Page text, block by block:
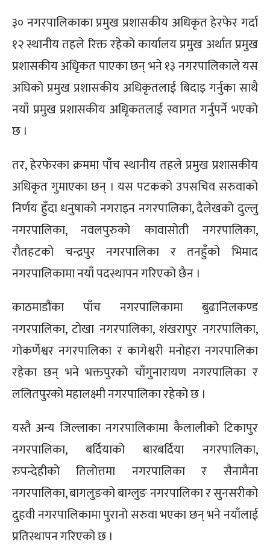
३० नगरपालिकाका प्रमुख प्रशासकीय अधिकृत हेरफेर गर्दा
१२ स्थानीय तहले रिक्त रहेको कार्यालय प्रमुख अर्थात प्रमुख
प्रशासकीय अधिृकत पाएका छन् भने १३ नगरपालिकाले यस
अघिको प्रमुख प्रशासकीय अधिकृतलाई बिदाइ गर्नुका साथै
नयाँ प्रमुख प्रशासकीय अधिृकतलाई स्वागत गर्नुपर्ने भएको
छ ।
तर, हेरफेरका क्रममा पाँच स्थानीय तहले प्रमुख प्रशासकीय
अधिकृत गुमाएका छन् । यस पटकको उपसचिव सरुवाको
निर्णय हुँदा धनुषाको नगराइन नगरपालिका, दैलेखको दुल्लु
नगरपालिका, नवलपुरुको कावासोती नगरपालिका,
रौतहटको चन्द्रपुर नगरपालिका र तनहुँको भिमाद
नगरपालिकामा नयाँ पदस्थापन गरिएको छैन ।
काठमाडौंका पाँच नगरपालिकामा बुढानिलकण्ड
नगरपालिका, टोखा नगरपालिका, शंखरापुर नगरपालिका,
गोकर्णेश्वर नगरपालिका र कागेश्वरी मनोहरा नगरपालिका
रहेका छन् भने भक्तपुरको चाँगुनारायण नगरपालिका र
ललितपुरको महालक्ष्मी नगरपालिका रहेको छ ।
यस्तै अन्य जिल्लाका नगरपालिकामा कैलालीको टिकापुर
नगरपालिका, बर्दियाको बारबर्दिया नगरपालिका,
रुपन्देहीको तिलोत्तमा नगरपालिका र सैनामैना
नगरपालिका, बागलुङको बाग्लुङ नगरपालिका र सुनसरीको
दुहवी नगरपालिकामा पुरानो सरुवा भएका छन् भने नयाँलाई
प्रतिस्थापन गरिएको छ ।